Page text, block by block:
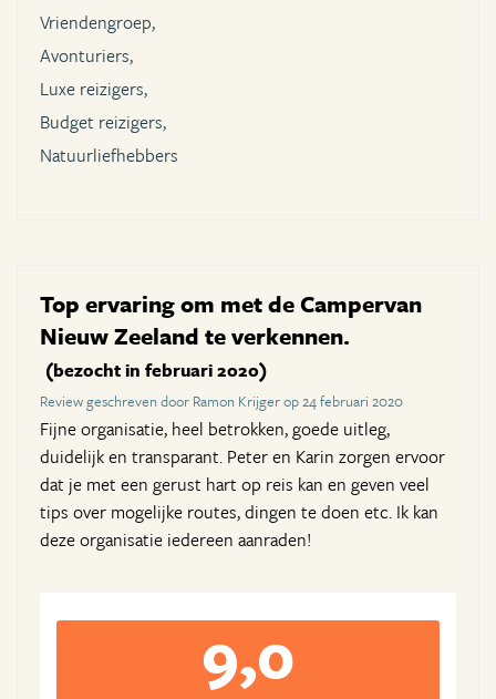
Vriendengroep,
Avonturiers,
Luxe reizigers,
Budget reizigers,
Natuurliefhebbers
Top ervaring om met de Campervan
Nieuw Zeeland te verkennen.
(bezocht in februari 2020)
Review geschreven door Ramon Krijger op 24 februari 2020
Fijne organisatie, heel betrokken, goede uitleg,
duidelijk en transparant. Peter en Karin zorgen ervoor
dat je met een gerust hart op reis kan en geven veel
tips over mogelijke routes, dingen te doen etc. Ik kan
deze organisatie iedereen aanraden!
9,0